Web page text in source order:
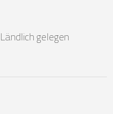
Ländlich gelegen